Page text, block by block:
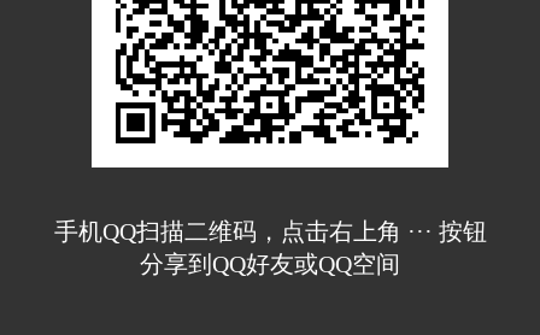
手机QQ扫描二维码，点击右上角 ··· 按钮
分享到QQ好友或QQ空间